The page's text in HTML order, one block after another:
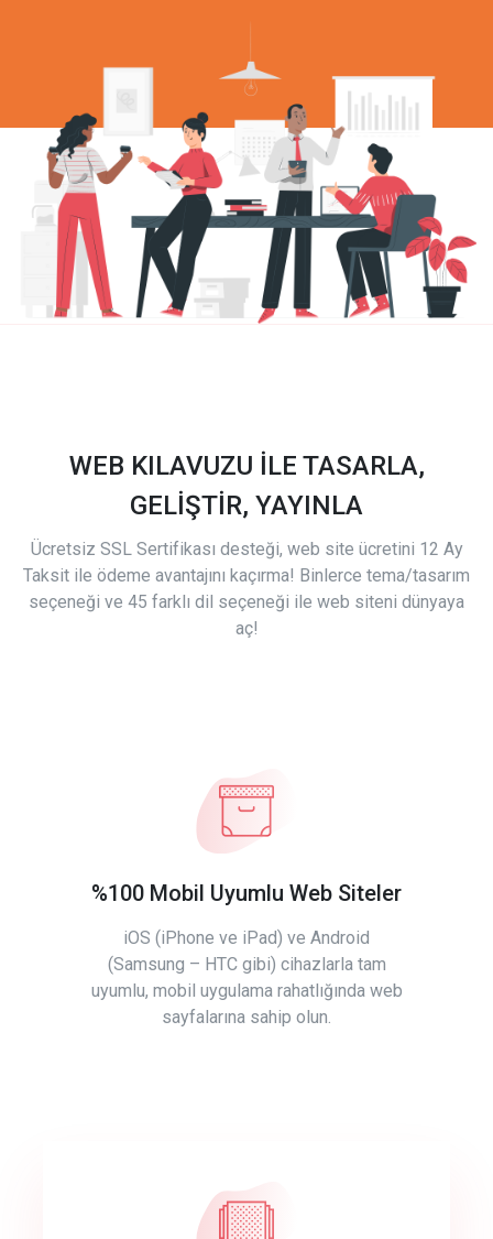
WEB KILAVUZU İLE TASARLA,
GELİŞTİR, YAYINLA
Ücretsiz SSL Sertifikası desteği, web site ücretini 12 Ay
Taksit ile ödeme avantajını kaçırma! Binlerce tema/tasarım
seçeneği ve 45 farklı dil seçeneği ile web siteni dünyaya
aç!
%100 Mobil Uyumlu Web Siteler
iOS (iPhone ve iPad) ve Android
(Samsung – HTC gibi) cihazlarla tam
uyumlu, mobil uygulama rahatlığında web
sayfalarına sahip olun.